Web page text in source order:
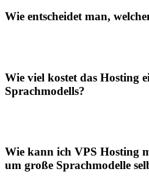
Wie entscheidet man,
Wie viel kostet das Hosting
Sprachmodells?
Wie kann ich VPS Hosting
um große Sprachmodelle